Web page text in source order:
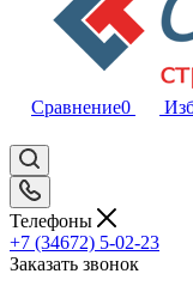
Сравнение0
Телефоны
+7 (34672) 5-02-23
Заказать звонок